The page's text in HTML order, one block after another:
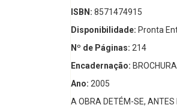
ISBN: 8571474915
Disponibilidade: Pronta
Nº de Páginas: 214
Encadernação: BROCHURA
Ano: 2005
A OBRA DETÉM-SE, ANTES